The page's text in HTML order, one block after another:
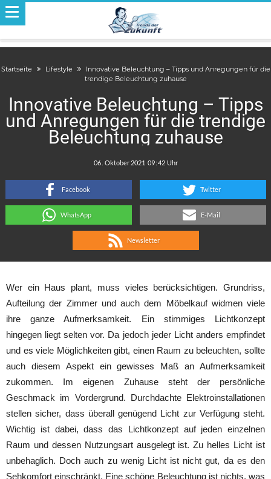
Startseite Lifestyle
Innovative Beleuchtung – Tipps und Anregungen für die
trendige Beleuchtung zuhause
Innovative Beleuchtung – Tipps
und Anregungen für die trendige
Beleuchtung zuhause
:
Facebook Twitter
WhatsApp E-Mail
Newsletter
Wer ein Haus plant, muss vieles berücksichtigen. Grundriss,
Aufteilung der Zimmer und auch dem Möbelkauf widmen viele
ihre ganze Aufmerksamkeit. Ein stimmiges Lichtkonzept
hingegen liegt selten vor. Da jedoch jeder Licht anders empfindet
und es viele Möglichkeiten gibt, einen Raum zu beleuchten, sollte
auch diesem Aspekt ein gewisses Maß an Aufmerksamkeit
zukommen. Im eigenen Zuhause steht der persönliche
Geschmack im Vordergrund. Durchdachte Elektroinstallationen
stellen sicher, dass überall genügend Licht zur Verfügung steht.
Wichtig ist dabei, dass das Lichtkonzept auf jeden einzelnen
Raum und dessen Nutzungsart ausgelegt ist. Zu helles Licht ist
unbehaglich. Doch auch zu wenig Licht ist nicht gut, da es den
Sehkomfort einschränkt. Eine schöne Beleuchtung ist nichts, was